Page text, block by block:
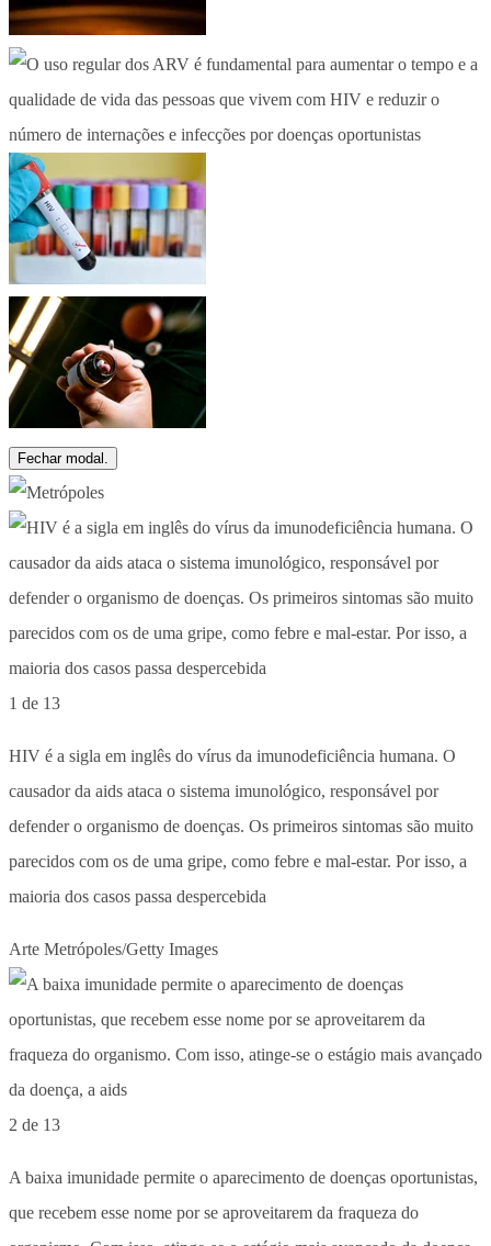
Fechar modal.
1 de 13
HIV é a sigla em inglês do vírus da imunodeficiência humana. O
causador da aids ataca o sistema imunológico, responsável por
defender o organismo de doenças. Os primeiros sintomas são muito
parecidos com os de uma gripe, como febre e mal-estar. Por isso, a
maioria dos casos passa despercebida
Arte Metrópoles/Getty Images
2 de 13
A baixa imunidade permite o aparecimento de doenças oportunistas,
que recebem esse nome por se aproveitarem da fraqueza do